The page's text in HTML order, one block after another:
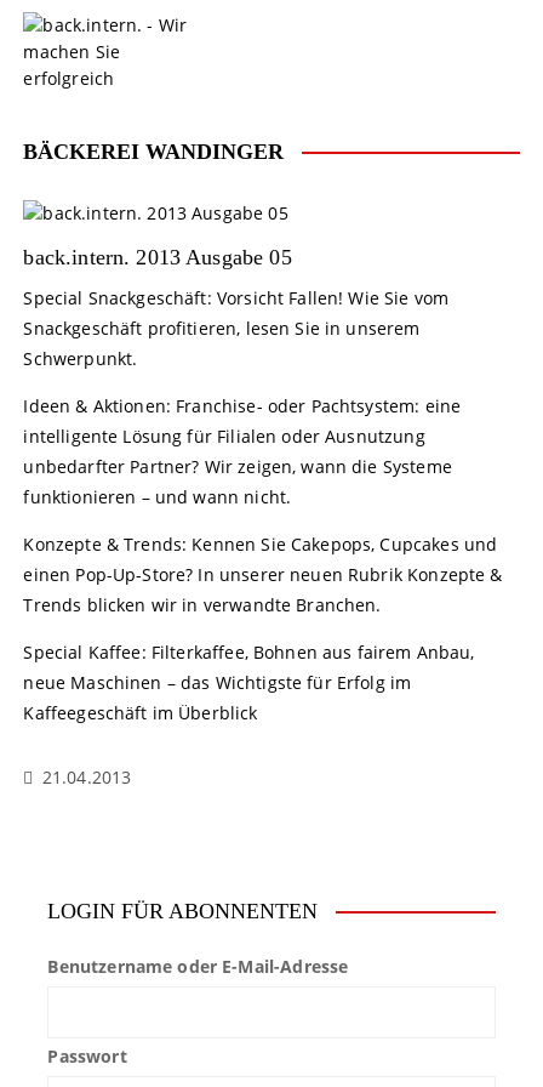
BÄCKEREI WANDINGER
back.intern. 2013 Ausgabe 05
Special Snackgeschäft: Vorsicht Fallen! Wie Sie vom
Snackgeschäft profitieren, lesen Sie in unserem
Schwerpunkt.
Ideen & Aktionen: Franchise- oder Pachtsystem: eine
intelligente Lösung für Filialen oder Ausnutzung
unbedarfter Partner? Wir zeigen, wann die Systeme
funktionieren – und wann nicht.
Konzepte & Trends: Kennen Sie Cakepops, Cupcakes und
einen Pop-Up-Store? In unserer neuen Rubrik Konzepte &
Trends blicken wir in verwandte Branchen.
Special Kaffee: Filterkaffee, Bohnen aus fairem Anbau,
neue Maschinen – das Wichtigste für Erfolg im
Kaffeegeschäft im Überblick
21.04.2013
LOGIN FÜR ABONNENTEN
Benutzername oder E-Mail-Adresse
Passwort